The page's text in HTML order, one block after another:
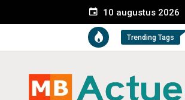
10 augustus 2026
Trending Tags